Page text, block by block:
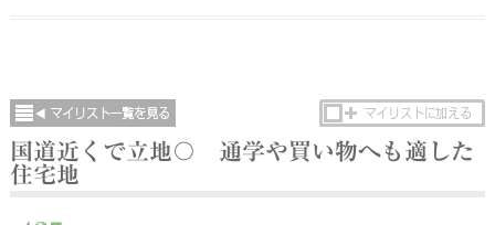
国道近くで立地〇 通学や買い物へも適した
住宅地